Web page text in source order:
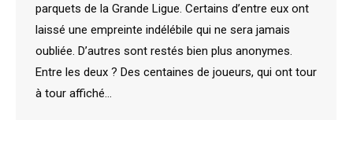
parquets de la Grande Ligue. Certains d’entre eux ont
laissé une empreinte indélébile qui ne sera jamais
oubliée. D’autres sont restés bien plus anonymes.
Entre les deux ? Des centaines de joueurs, qui ont tour
à tour affiché…